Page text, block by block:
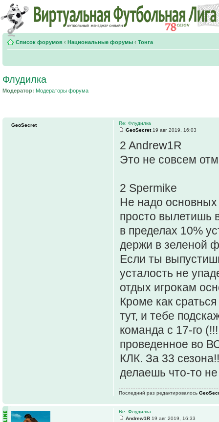
Список форумов ‹ Национальные форумы ‹ Тонга
Флудилка
Модератор: Модераторы форума
Re: Флудилка
GeoSecret19 авг 2019, 16:03
2 Andrew1R
Это не совсем
2 Spermike
Не надо основных
просто вылетишь
в пределах 10%
держи в зеленой
Если ты
усталость не
отдых игрокам
Кроме как
тут, и тебе
команда с 17-го
проведенное во
КЛК. За 33
делаешь что-то не
Последний раз редактировалось
GeoSecret
Re: Флудилка
Andrew1R 19 авг 2019, 16:33